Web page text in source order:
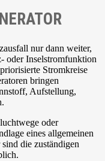
nur dann weiter,
oder Inselstromfunktion
Stromkreise
bringen
Aufstellung,
oder
eines allgemeinen
die zuständigen